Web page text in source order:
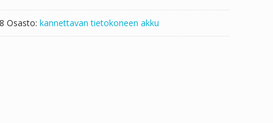
Osasto: kannettavan tietokoneen akku